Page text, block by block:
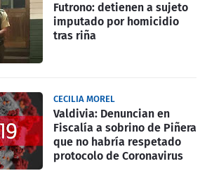
Futrono: detienen a sujeto
imputado por homicidio
tras riña
CECILIA MOREL
Valdivia: Denuncian en
Fiscalía a sobrino de Piñera
que no habría respetado
protocolo de Coronavirus